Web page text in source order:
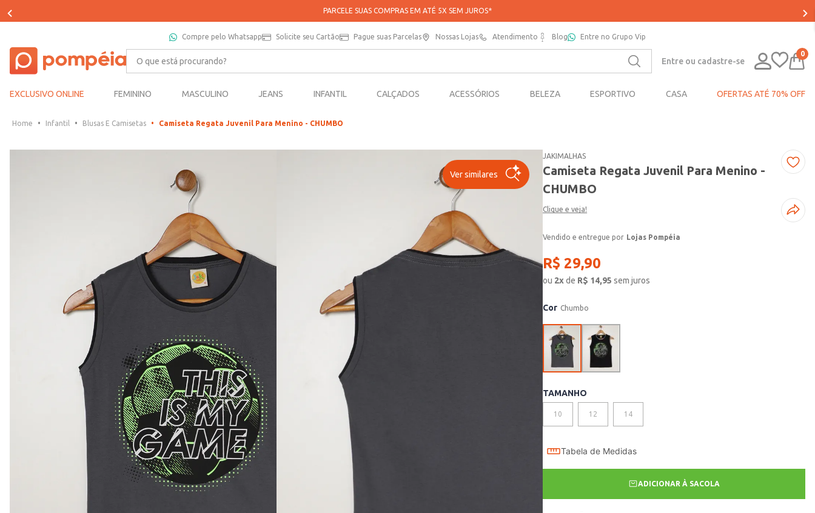
APROVEITE 20% OFF NA SUA PRIMEIRA COMPRA NO APP*
Compre pelo Whatsapp Solicite seu Cartão Pague suas Parcelas Nossas Lojas Atendimento Blog Entre no Grupo Vip
O que está procurando?
Entre ou cadastre-se
0
EXCLUSIVO ONLINE FEMININO MASCULINO JEANS INFANTIL CALÇADOS ACESSÓRIOS BELEZA ESPORTIVO CASA OFERTAS ATÉ 70% OFF
Infantil Blusas E Camisetas Camiseta Regata Juvenil Para Menino - CHUMBO
Ver similares
JAKIMALHAS
Camiseta Regata Juvenil Para Menino -
CHUMBO
Clique e veja!
Lojas Pompéia
R$ 29,90
ou 2xde R$ 14,95 sem juros
Cor Chumbo
TAMANHO
10 12 14
Tabela de Medidas
ADICIONAR À SACOLA